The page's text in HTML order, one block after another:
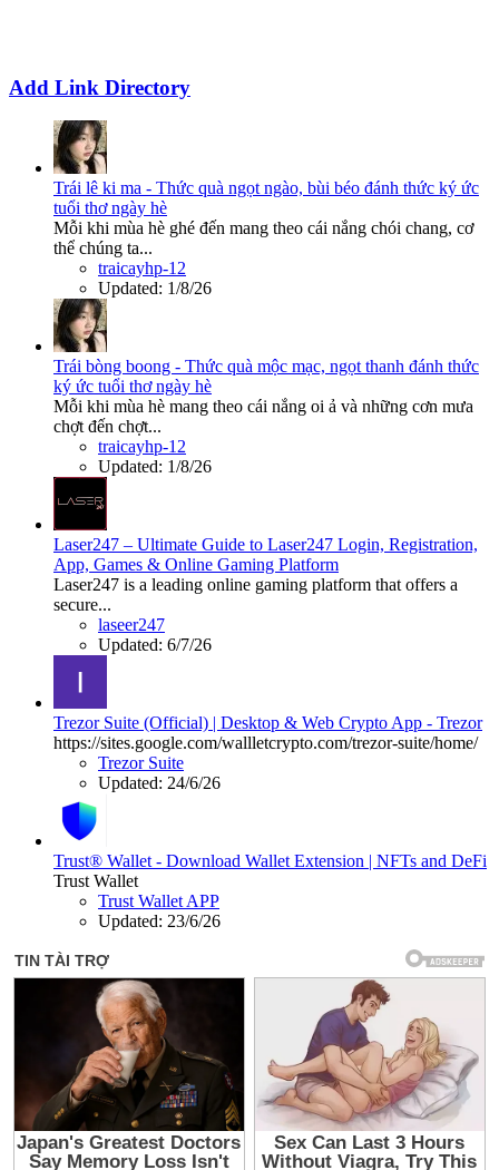
Add Link Directory
Trái lê ki ma - Thức quà ngọt ngào, bùi béo đánh thức ký ức
tuổi thơ ngày hè
Mỗi khi mùa hè ghé đến mang theo cái nắng chói chang, cơ
thể chúng ta...
traicayhp-12
Updated: 1/8/26
Trái bòng boong - Thức quà mộc mạc, ngọt thanh đánh thức
ký ức tuổi thơ ngày hè
Mỗi khi mùa hè mang theo cái nắng oi ả và những cơn mưa
chợt đến chợt...
traicayhp-12
Updated: 1/8/26
Laser247 – Ultimate Guide to Laser247 Login, Registration,
App, Games & Online Gaming Platform
Laser247 is a leading online gaming platform that offers a
secure...
laseer247
Updated: 6/7/26
Trezor Suite (Official) | Desktop & Web Crypto App - Trezor
https://sites.google.com/wallletcrypto.com/trezor-suite/home/
Trezor Suite
Updated: 24/6/26
Trust® Wallet - Download Wallet Extension | NFTs and DeFi
Trust Wallet
Trust Wallet APP
Updated: 23/6/26